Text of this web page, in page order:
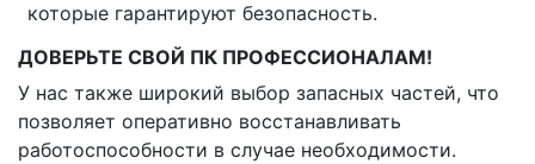
которые гарантируют безопасность.
ДОВЕРЬТЕ СВОЙ ПК ПРОФЕССИОНАЛАМ!
У нас также широкий выбор запасных частей, что
позволяет оперативно восстанавливать
работоспособности в случае необходимости.